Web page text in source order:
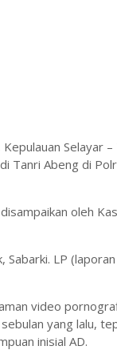
Kepulauan
Tanri Abeng di
oleh
Sabarki. LP
video
yang lalu,
inisial AD.